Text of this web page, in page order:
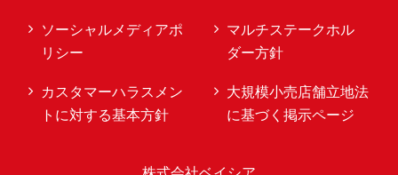
ソーシャルメディアポ
リシー
マルチステークホル
ダー方針
カスタマーハラスメン
トに対する基本方針
大規模小売店舗立地法
に基づく掲示ページ